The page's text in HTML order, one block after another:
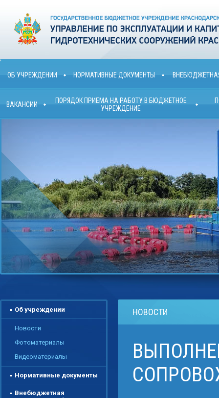
ОБ УЧРЕЖДЕНИИ НОРМАТИВНЫЕ ДОКУМЕНТЫ
ВАКАНСИИ
ПОРЯДОК ПРИЕМА НА РАБОТУ В БЮДЖЕТНОЕ
УЧРЕЖДЕНИЕ
Об учреждении
Новости
Фотоматериалы
Видеоматериалы
Нормативные документы
Внебюджетная
НОВОСТИ